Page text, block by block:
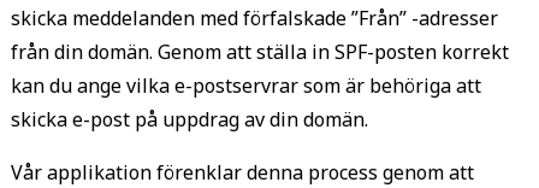
skicka meddelanden med förfalskade ”Från” -adresser
från din domän. Genom att ställa in SPF-posten korrekt
kan du ange vilka e-postservrar som är behöriga att
skicka e-post på uppdrag av din domän.
Vår applikation förenklar denna process genom att